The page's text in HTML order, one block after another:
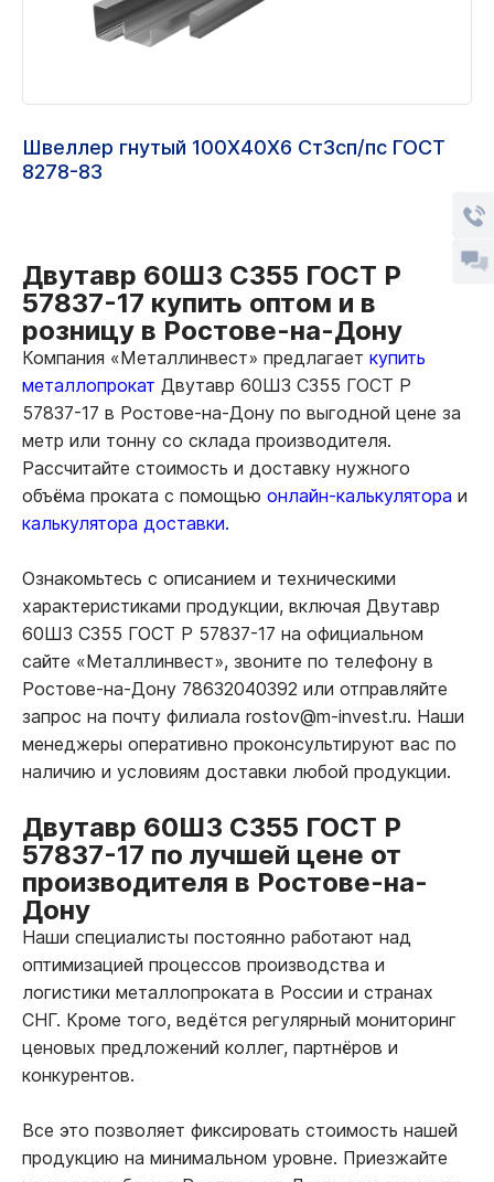
Швеллер гнутый 100Х40Х6 Ст3сп/пс ГОСТ
8278-83
Двутавр 60Ш3 С355 ГОСТ Р
57837-17 купить оптом и в
розницу в Ростове-на-Дону
Компания «Металлинвест» предлагает купить
металлопрокат Двутавр 60Ш3 С355 ГОСТ Р
57837-17 в Ростове-на-Дону по выгодной цене за
метр или тонну со склада производителя.
Рассчитайте стоимость и доставку нужного
объёма проката с помощью онлайн-калькулятора и
калькулятора доставки.
Ознакомьтесь с описанием и техническими
характеристиками продукции, включая Двутавр
60Ш3 С355 ГОСТ Р 57837-17 на официальном
сайте «Металлинвест», звоните по телефону в
Ростове-на-Дону 78632040392 или отправляйте
запрос на почту филиала rostov@m-invest.ru. Наши
менеджеры оперативно проконсультируют вас по
наличию и условиям доставки любой продукции.
Двутавр 60Ш3 С355 ГОСТ Р
57837-17 по лучшей цене от
производителя в Ростове-на-
Дону
Наши специалисты постоянно работают над
оптимизацией процессов производства и
логистики металлопроката в России и странах
СНГ. Кроме того, ведётся регулярный мониторинг
ценовых предложений коллег, партнёров и
конкурентов.
Все это позволяет фиксировать стоимость нашей
продукцию на минимальном уровне. Приезжайте